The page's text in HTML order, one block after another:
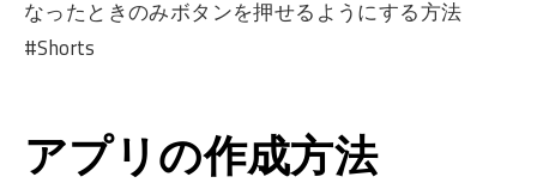
なったときのみボタンを押せるようにする方法
#Shorts
アプリの作成方法